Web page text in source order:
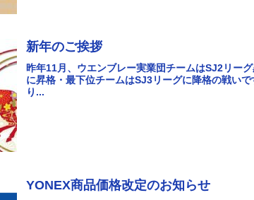
新年のご挨拶
昨年11月、ウエンブレー実業団チームはSJ2リー
に昇格・最下位チームはSJ3リーグに降格の戦い
り...
YONEX商品価格改定のお知らせ